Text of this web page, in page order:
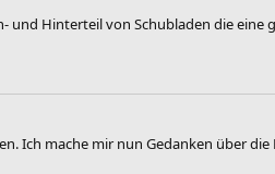
und Hinterteil von Schubladen die eine
Ich mache mir nun Gedanken über